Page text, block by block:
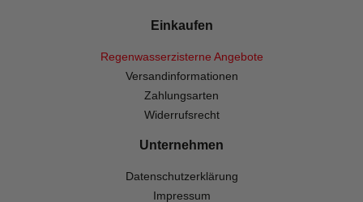
Einkaufen
Regenwasserzisterne Angebote
Versandinformationen
Zahlungsarten
Widerrufsrecht
Unternehmen
Datenschutzerklärung
Impressum